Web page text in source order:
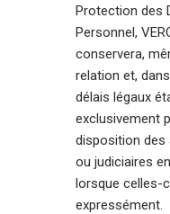
Protection des
Personnel,
conservera,
relation et,
délais légaux
exclusivement
disposition des
ou judiciaires
lorsque celles-
expressément.